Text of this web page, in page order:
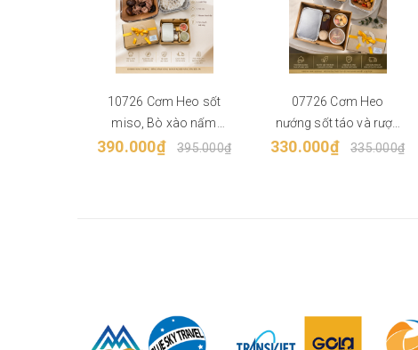
10726 Cơm Heo sốt
miso, Bò xào nấm
đông cô sốt dầu hào
390.000₫ 395.000₫
07726 Cơm Heo
nướng sốt táo và rượu
vang, Gà xào chua
330.000₫ 335.000₫